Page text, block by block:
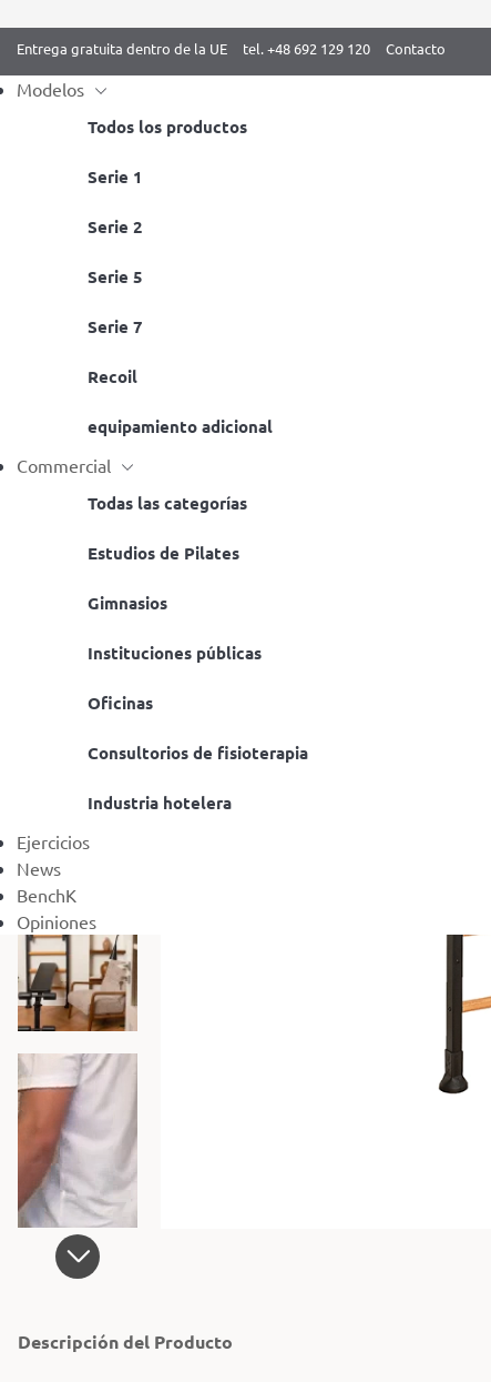
Entrega gratuita dentro de la UE
tel. +48 692 129 120 Contacto
Modelos
Todos los productos
Serie 1
Serie 2
Serie 5
Serie 7
Recoil
equipamiento adicional
Commercial
Todas las categorías
Estudios de Pilates
Gimnasios
Instituciones públicas
Oficinas
Consultorios de fisioterapia
Industria hotelera
Ejercicios
News
BenchK
Opiniones
Descripción del Producto